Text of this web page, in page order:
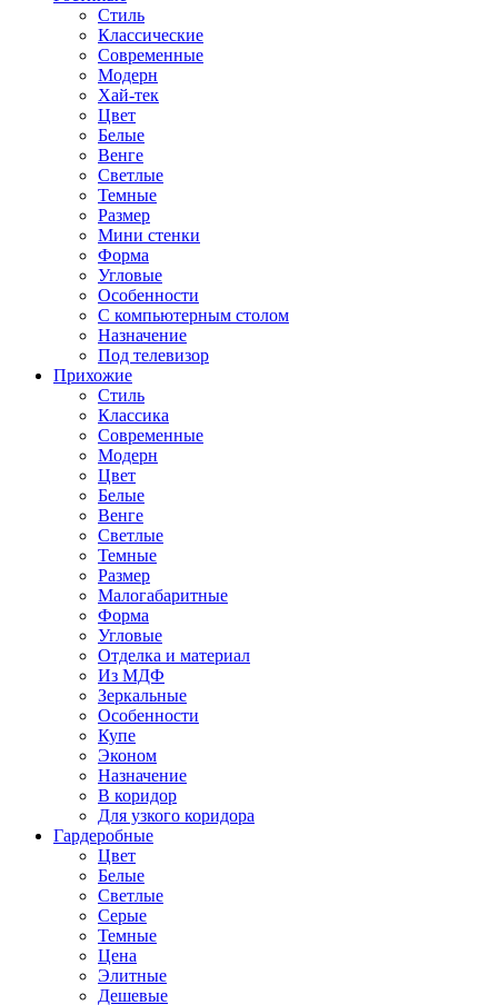
Стиль
Классические
Современные
Модерн
Хай-тек
Цвет
Белые
Венге
Светлые
Темные
Размер
Мини стенки
Форма
Угловые
Особенности
С компьютерным столом
Назначение
Под телевизор
Прихожие
Стиль
Классика
Современные
Модерн
Цвет
Белые
Венге
Светлые
Темные
Размер
Малогабаритные
Форма
Угловые
Отделка и материал
Из МДФ
Зеркальные
Особенности
Купе
Эконом
Назначение
В коридор
Для узкого коридора
Гардеробные
Цвет
Белые
Светлые
Серые
Темные
Цена
Элитные
Дешевые